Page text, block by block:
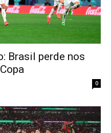
Brasil perde nos
0